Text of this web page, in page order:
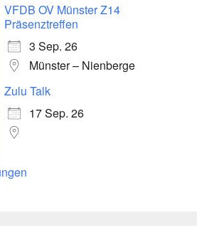
VFDB OV Münster Z14
Präsenztreffen
3 Sep. 26
Münster – Nienberge
Zulu Talk
17 Sep. 26